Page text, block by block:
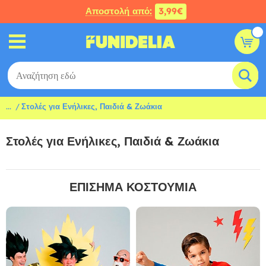
Αποστολή από: 3,99€
... Στολές για Ενήλικες, Παιδιά & Ζωάκια
Στολές για Ενήλικες, Παιδιά & Ζωάκια
ΕΠΙΣΗΜΑ ΚΟΣΤΟΥΜΙΑ